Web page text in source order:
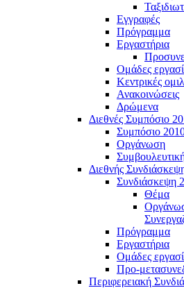
Εγγραφές
Πρόγραμμα
Εργαστήρια
Ομάδες
Κεντρικές
Ανακοινώσεις
Δρώμενα
Διεθνές Συμπόσιο
Συμπόσιο
Οργάνωση
Διεθνής
Συνδιάσκεψη
Θέμα
Πρόγραμμα
Εργαστήρια
Ομάδες
Προ-
Περιφερειακή